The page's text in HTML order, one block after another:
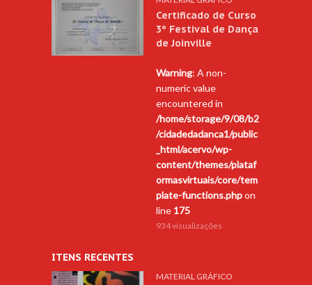
Certificado de Curso
3º Festival de Dança
de Joinville
Warning: A non-
numeric value
encountered in
/home/storage/9/08/b2
/cidadedadanca1/public
_html/acervo/wp-
content/themes/plataf
ormasvirtuais/core/tem
plate-functions.phpon
line 175
934 visualizações
ITENS RECENTES
MATERIAL GRÁFICO